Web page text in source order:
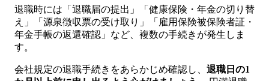
退職時には「退職届の提出」「健康保険・年金の切り替
え」「源泉徴収票の受け取り」「雇用保険被保険者証・
年金手帳の返還確認」など、複数の手続きが発生しま
す。
会社規定の退職手続きをあらかじめ確認し、 退職日の1